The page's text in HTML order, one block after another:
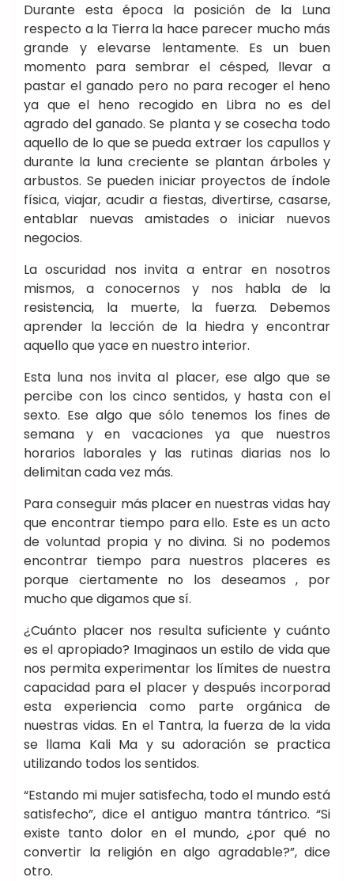
Durante esta época la posición de la Luna
respecto a la Tierra la hace parecer mucho más
grande y elevarse lentamente. Es un buen
momento para sembrar el césped, llevar a
pastar el ganado pero no para recoger el heno
ya que el heno recogido en Libra no es del
agrado del ganado. Se planta y se cosecha todo
aquello de lo que se pueda extraer los capullos y
durante la luna creciente se plantan árboles y
arbustos. Se pueden iniciar proyectos de índole
física, viajar, acudir a fiestas, divertirse, casarse,
entablar nuevas amistades o iniciar nuevos
negocios.
La oscuridad nos invita a entrar en nosotros
mismos, a conocernos y nos habla de la
resistencia, la muerte, la fuerza. Debemos
aprender la lección de la hiedra y encontrar
aquello que yace en nuestro interior.
Esta luna nos invita al placer, ese algo que se
percibe con los cinco sentidos, y hasta con el
sexto. Ese algo que sólo tenemos los fines de
semana y en vacaciones ya que nuestros
horarios laborales y las rutinas diarias nos lo
delimitan cada vez más.
Para conseguir más placer en nuestras vidas hay
que encontrar tiempo para ello. Este es un acto
de voluntad propia y no divina. Si no podemos
encontrar tiempo para nuestros placeres es
porque ciertamente no los deseamos , por
mucho que digamos que sí.
¿Cuánto placer nos resulta suficiente y cuánto
es el apropiado? Imaginaos un estilo de vida que
nos permita experimentar los límites de nuestra
capacidad para el placer y después incorporad
esta experiencia como parte orgánica de
nuestras vidas. En el Tantra, la fuerza de la vida
se llama Kali Ma y su adoración se practica
utilizando todos los sentidos.
“Estando mi mujer satisfecha, todo el mundo está
satisfecho”, dice el antiguo mantra tántrico. “Si
existe tanto dolor en el mundo, ¿por qué no
convertir la religión en algo agradable?”, dice
otro.